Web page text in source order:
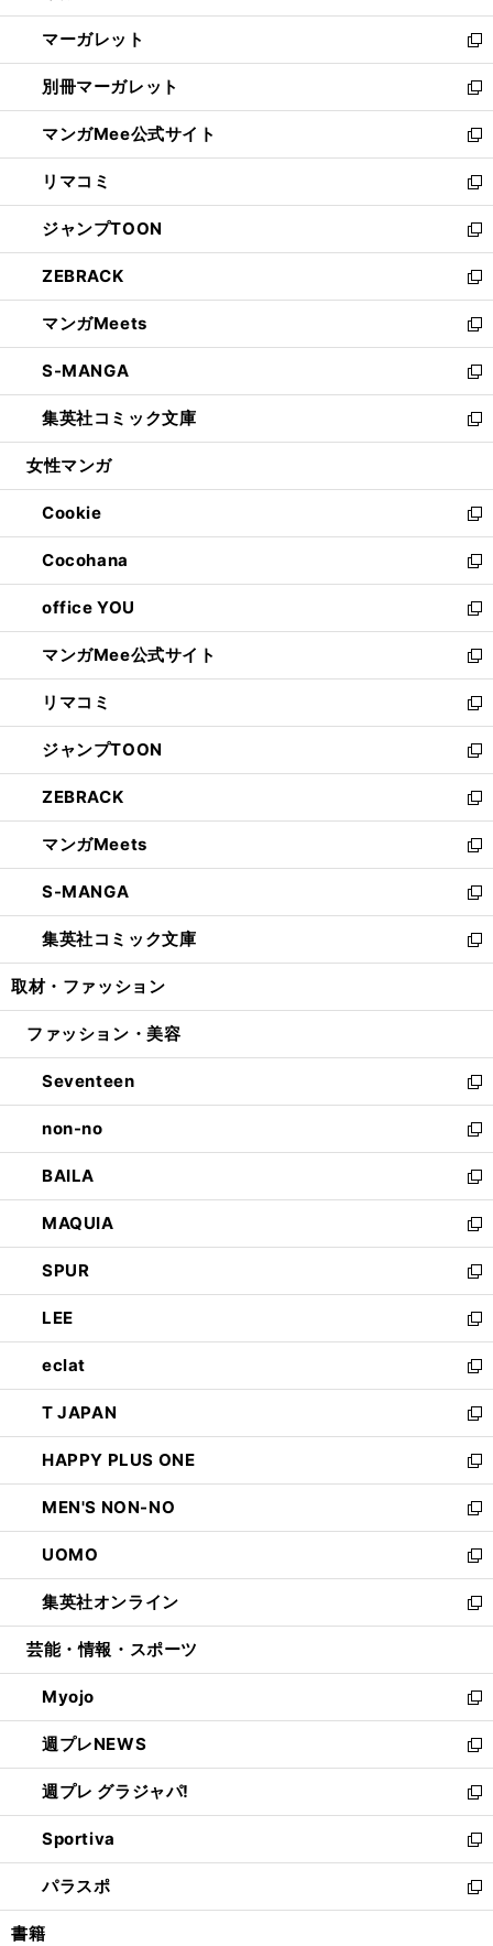
開
く
ウ
で
開
く
ン
ド
ウ
で
開
く
し
い
ウ
ィ
ン
ド
ウ
で
開
く
マーガレット
新
し
い
ウ
ィ
ン
ド
ウ
で
開
く
別冊マーガレット
新
し
い
ウ
ィ
ン
ド
ウ
で
開
く
マンガMee公式サイト
新
し
い
ウ
ィ
ン
ド
ウ
で
開
く
リマコミ
新
し
い
ウ
ィ
ン
ド
ウ
で
開
く
ジャンプTOON
新
し
い
ウ
ィ
ン
ド
ウ
で
開
ZEBRACK
新
し
い
ウ
ィ
ン
ド
ウ
開
く
マンガMeets
新
し
い
ウ
ィ
ン
ウ
で
開
く
S-MANGA
新
し
い
ウ
ン
ド
ウ
で
開
く
集英社コミック文庫
新
し
ウ
ィ
ン
ド
ウ
で
開
く
女性マンガ
Cookie
新
し
い
ウ
ィ
ン
ド
ウ
で
開
く
Cocohana
新
し
い
ウ
ィ
ン
ド
ウ
で
開
く
office YOU
新
し
い
ウ
ィ
ン
ド
ウ
で
開
く
マンガMee公式サイト
新
し
い
ウ
ィ
ン
ド
ウ
で
開
く
リマコミ
新
し
い
ウ
ィ
ン
ド
ウ
で
開
く
ジャンプTOON
新
し
い
ウ
ィ
ン
ド
ウ
で
開
ZEBRACK
新
し
い
ウ
ィ
ン
ド
ウ
開
マンガMeets
新
し
い
ウ
ィ
ン
ウ
開
く
S-MANGA
新
し
い
ウ
ン
ウ
で
開
く
集英社コミック文庫
新
し
ウ
ン
ド
ウ
で
開
く
取材・ファッション
ファッション・美容
Seventeen
新
し
い
ウ
ィ
ン
ド
ウ
で
開
く
non-no
新
し
い
ウ
ィ
ン
ド
ウ
で
開
く
BAILA
新
し
い
ウ
ィ
ン
ド
ウ
で
開
く
MAQUIA
新
し
い
ウ
ィ
ン
ド
ウ
で
開
く
SPUR
新
し
い
ウ
ィ
ン
ド
ウ
で
開
く
LEE
新
し
い
ウ
ィ
ン
ド
ウ
で
開
く
eclat
新
し
い
ウ
ィ
ン
ド
ウ
で
開
く
T JAPAN
新
し
い
ウ
ィ
ン
ド
ウ
で
開
HAPPY PLUS ONE
新
し
い
ウ
ィ
ン
ド
ウ
開
く
MEN'S NON-NO
新
し
い
ウ
ィ
ン
ウ
で
開
く
UOMO
新
し
い
ウ
ン
ド
ウ
で
開
く
集英社オンライン
新
し
ウ
ィ
ン
ド
ウ
で
開
く
芸能・情報・スポーツ
Myojo
新
し
い
ウ
ィ
ン
ド
ウ
で
開
週プレNEWS
新
し
い
ウ
ィ
ン
ド
ウ
週プレ グラジャパ!
新
し
い
ウ
ィ
ン
Sportiva
新
し
い
ウ
パラスポ
新
し
書籍